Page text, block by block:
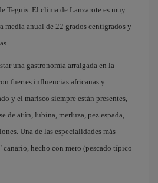
Teguis. El clima de Lanzarote es muy
media anual de 22 grados centígrados y
una gastronomía arraigada en la
fuertes influencias africanas y
y el marisco siempre están presentes,
de atún, lubina, merluza, pez espada,
Una de las especialidades más
canario, hecho con mero (pescado típico